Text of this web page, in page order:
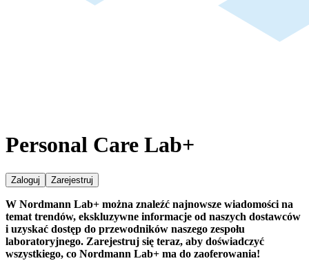
Personal Care Lab+
Zaloguj Zarejestruj
W Nordmann Lab+ można znaleźć najnowsze wiadomości na
temat trendów, ekskluzywne informacje od naszych dostawców
i uzyskać dostęp do przewodników naszego zespołu
laboratoryjnego. Zarejestruj się teraz, aby doświadczyć
wszystkiego, co Nordmann Lab+ ma do zaoferowania!